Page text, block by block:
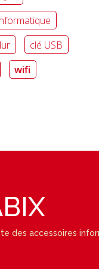
clé USB
wifi
des accessoires